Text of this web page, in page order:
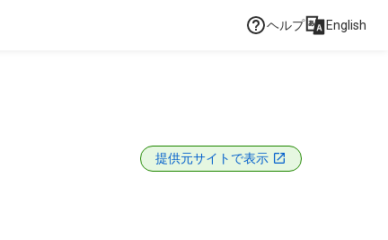
ヘルプ English
提供元サイトで表示